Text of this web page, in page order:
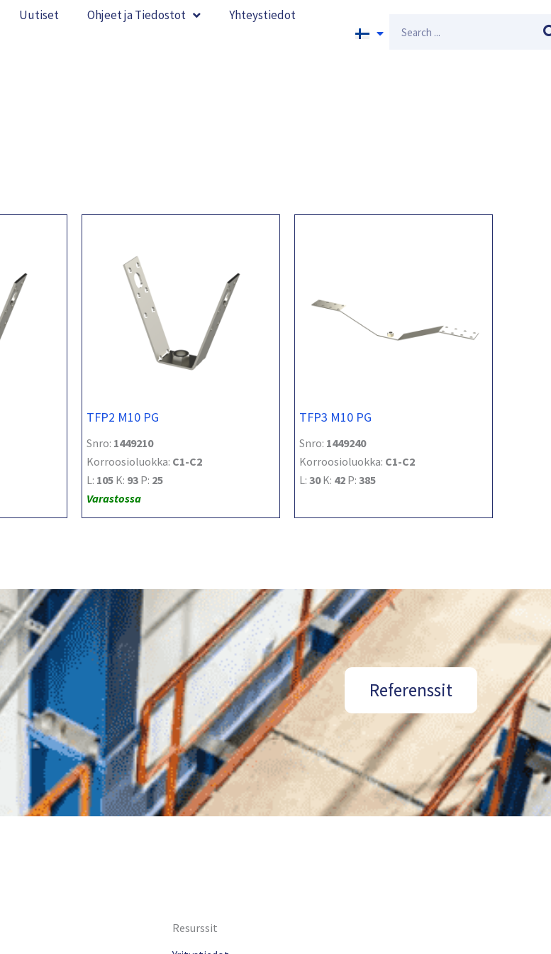
Uutiset Ohjeet ja Tiedostot Yhteystiedot
TFP2 M10 PG
Snro: 1449210
Korroosioluokka: C1-C2
L: 105 K: 93 P: 25
Varastossa
TFP3 M10 PG
Snro: 1449240
Korroosioluokka: C1-C2
L: 30K: 42 P: 385
Referenssit
Resurssit